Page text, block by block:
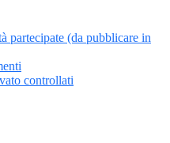
partecipate (da pubblicare in
controllati